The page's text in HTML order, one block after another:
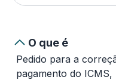
O que é
Pedido para a
pagamento do